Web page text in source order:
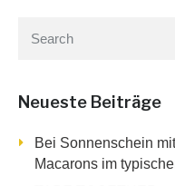
Neueste Beiträge
Bei Sonnenschein
Macarons im